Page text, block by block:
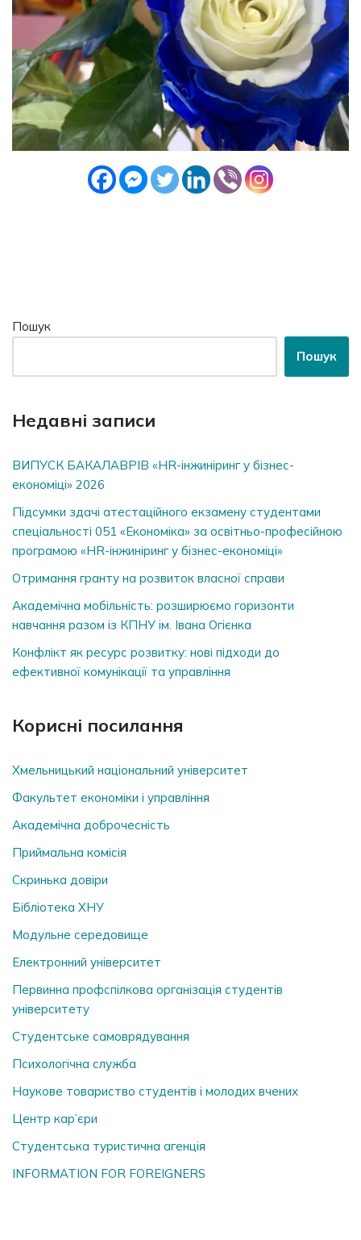
Пошук
Пошук
Недавні записи
ВИПУСК БАКАЛАВРІВ «HR-інжиніринг у бізнес-
економіці» 2026
Підсумки здачі атестаційного екзамену студентами
спеціальності 051 «Економіка» за освітньо-професійною
програмою «HR-інжиніринг у бізнес-економіці»
Отримання гранту на розвиток власної справи
Академічна мобільність: розширюємо горизонти
навчання разом із КПНУ ім. Івана Огієнка
Конфлікт як ресурс розвитку: нові підходи до
ефективної комунікації та управління
Корисні посилання
Хмельницький національний університет
Факультет економіки і управління
Академічна доброчесність
Приймальна комісія
Скринька довiри
Бібліотека ХНУ
Модульне середовище
Електронний університет
Первинна профспілкова організація студентів
університету
Студентське самоврядування
Психологічна служба
Наукове товариство студентів і молодих вчених
Центр кар’єри
Студентська туристична агенція
INFORMATION FOR FOREIGNERS